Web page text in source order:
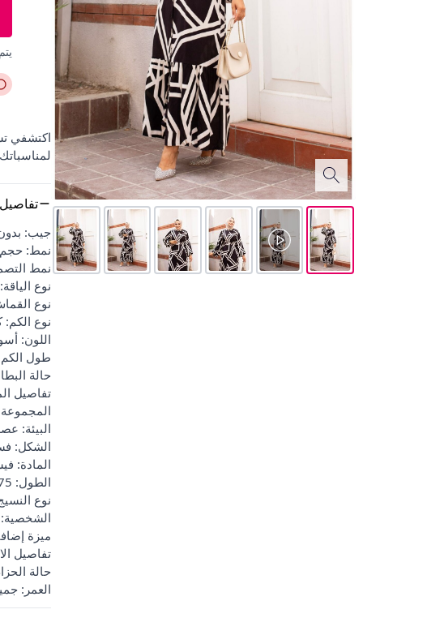
جيب:
نمط: حجم
نمط
نوع
نوع
نوع
اللون:
طول
حالة
تفاصيل
البيئة:
الشكل:
المادة:
الطول: 175
نوع
الشخصية:
ميزة
تفاصيل
حالة
العمر: